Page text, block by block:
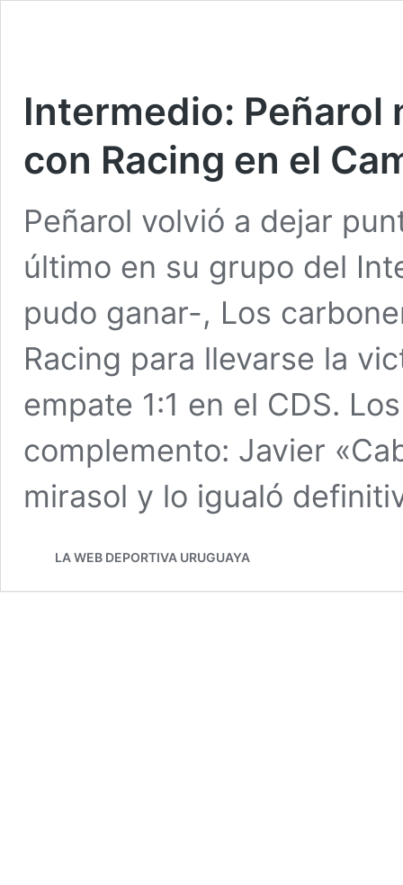
Intermedio: Peñarol
con Racing en el
Peñarol volvió a dejar
último en su grupo del
pudo ganar-, Los
Racing para llevarse la
empate 1:1 en el CDS.
complemento: Javier
mirasol y lo igualó
LA WEB DEPORTIVA URUGUAYA